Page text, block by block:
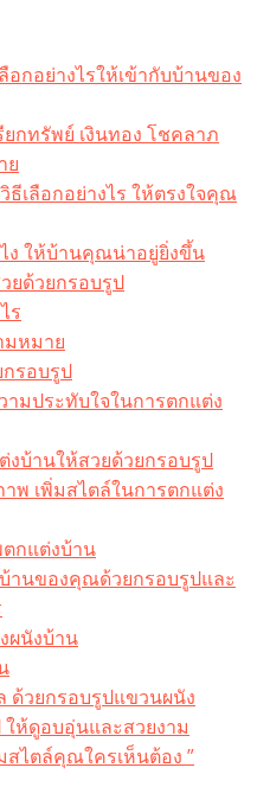
อกอย่างไรให้เข้ากับบ้านของ
กทรัพย์ เงินทอง โชคลาภ
ย
เลือกอย่างไร ให้ตรงใจคุณ
ง ให้บ้านคุณน่าอยู่ยิ่งขึ้น
ยด้วยกรอบรูป
ร​
มหมาย
รอบรูป
มประทับใจในการตกแต่ง
บ้านให้สวยด้วยกรอบรูป
พ เพิ่มสไตล์ในการตกแต่ง
กแต่งบ้าน
านของคุณด้วยกรอบรูปและ
ผนังบ้าน
ด้วยกรอบรูปแขวนผนัง
ห้ดูอบอุ่นและสวยงาม
ไตล์คุณใครเห็นต้อง ”